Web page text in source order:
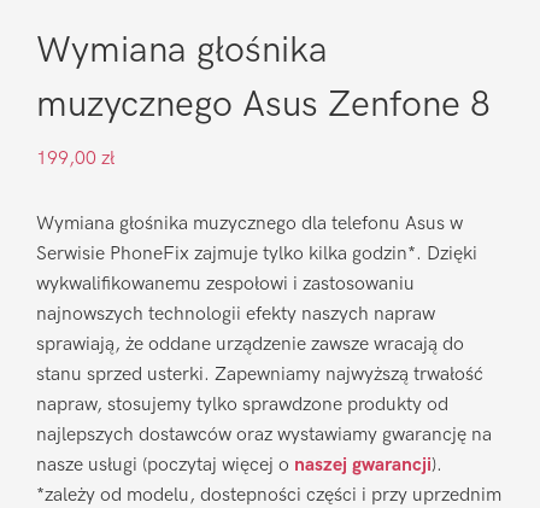
Wymiana głośnika
muzycznego Asus Zenfone 8
199,00 zł
Wymiana głośnika muzycznego dla telefonu Asus w
Serwisie PhoneFix zajmuje tylko kilka godzin*. Dzięki
wykwalifikowanemu zespołowi i zastosowaniu
najnowszych technologii efekty naszych napraw
sprawiają, że oddane urządzenie zawsze wracają do
stanu sprzed usterki. Zapewniamy najwyższą trwałość
napraw, stosujemy tylko sprawdzone produkty od
najlepszych dostawców oraz wystawiamy gwarancję na
nasze usługi (poczytaj więcej o naszej gwarancji).
*zależy od modelu, dostepności części i przy uprzednim